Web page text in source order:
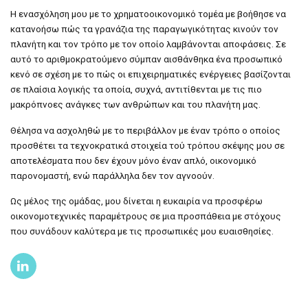
Η ενασχόληση μου με το χρηματοοικονομικό τομέα με βοήθησε να
κατανοήσω πώς τα γρανάζια της παραγωγικότητας κινούν τον
πλανήτη και τον τρόπο με τον οποίο λαμβάνονται αποφάσεις. Σε
αυτό το αριθμοκρατούμενο σύμπαν αισθάνθηκα ένα προσωπικό
κενό σε σχέση με το πώς οι επιχειρηματικές ενέργειες βασίζονται
σε πλαίσια λογικής τα οποία, συχνά, αντιτίθενται με τις πιο
μακρόπνοες ανάγκες των ανθρώπων και του πλανήτη μας.
Θέλησα να ασχοληθώ με το περιβάλλον με έναν τρόπο ο οποίος
προσθέτει τα τεχνοκρατικά στοιχεία τού τρόπου σκέψης μου σε
αποτελέσματα που δεν έχουν μόνο έναν απλό, οικονομικό
παρονομαστή, ενώ παράλληλα δεν τον αγνοούν.
Ως μέλος της ομάδας, μου δίνεται η ευκαιρία να προσφέρω
οικονομοτεχνικές παραμέτρους σε μια προσπάθεια με στόχους
που συνάδουν καλύτερα με τις προσωπικές μου ευαισθησίες.